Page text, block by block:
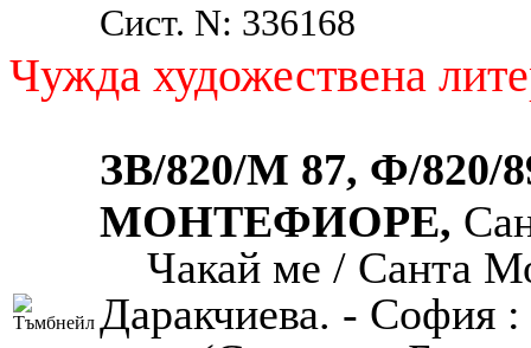
Сист. N: 336168
Чужда художествена
ЗВ/820/М 87, Ф/820/
МОНТЕФИОРЕ,
Чакай ме / Санта
Даракчиева. - София